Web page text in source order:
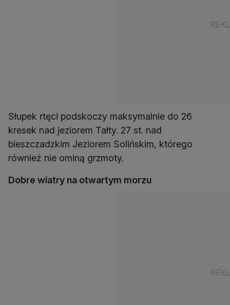
Słupek rtęci podskoczy maksymalnie do 26
kresek nad jeziorem Tałty. 27 st. nad
bieszczadzkim Jeziorem Solińskim, którego
również nie ominą grzmoty.
Dobre wiatry na otwartym morzu